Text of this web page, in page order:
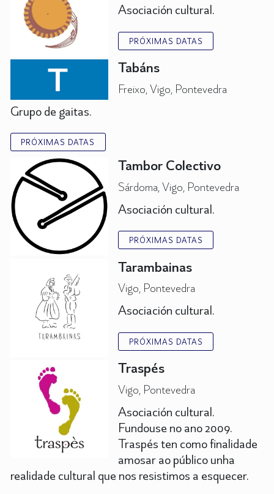
Asociación cultural.
PRÓXIMAS DATAS
T Tabáns
Freixo, Vigo, Pontevedra
Grupo de gaitas.
PRÓXIMAS DATAS
Tambor Colectivo
Sárdoma, Vigo, Pontevedra
Asociación cultural.
PRÓXIMAS DATAS
Tarambainas
Vigo, Pontevedra
Asociación cultural.
PRÓXIMAS DATAS
Traspés
Vigo, Pontevedra
Asociación cultural.
Fundouse no ano 2009.
Traspés ten como finalidade
amosar ao público unha
realidade cultural que nos resistimos a esquecer.